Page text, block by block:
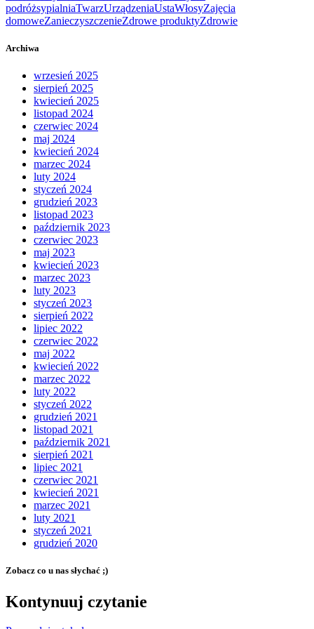
podróżsypialniaTwarzUrządzeniaUstaWłosyZajęcia
domoweZanieczyszczenieZdrowe produktyZdrowie
Archiwa
wrzesień 2025
sierpień 2025
kwiecień 2025
listopad 2024
czerwiec 2024
maj 2024
kwiecień 2024
marzec 2024
luty 2024
styczeń 2024
grudzień 2023
listopad 2023
październik 2023
czerwiec 2023
maj 2023
kwiecień 2023
marzec 2023
luty 2023
styczeń 2023
sierpień 2022
lipiec 2022
czerwiec 2022
maj 2022
kwiecień 2022
marzec 2022
luty 2022
styczeń 2022
grudzień 2021
listopad 2021
październik 2021
sierpień 2021
lipiec 2021
czerwiec 2021
kwiecień 2021
marzec 2021
luty 2021
styczeń 2021
grudzień 2020
Zobacz co u nas słychać ;)
Kontynuuj czytanie